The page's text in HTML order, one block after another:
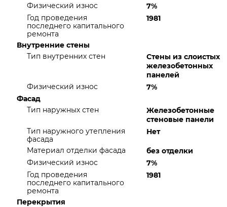
Физический износ
7%
Год проведения
последнего капитального
ремонта
1981
Внутренние стены
Тип внутренних стен
Стены из слоистых
железобетонных
панелей
Физический износ
7%
Фасад
Тип наружных стен
Железобетонные
стеновые панели
Тип наружного утепления
фасада
Нет
Материал отделки фасада
без отделки
Физический износ
7%
Год проведения
последнего капитального
ремонта
1981
Перекрытия